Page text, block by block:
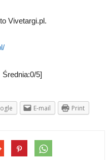
Vivetargi.pl.
5]
E-mail Print